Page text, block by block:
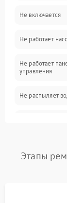
Нагрев
Вода
Гигиена
Не включается
Не работает
Не работает
управления
Не распыляет
Проблемы с
воды
Этапы